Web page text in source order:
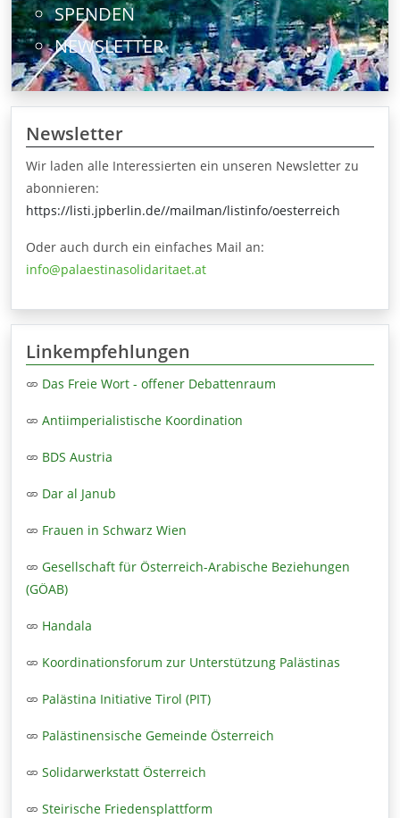
SPENDEN
NEWSLETTER
Newsletter
Wir laden alle Interessierten ein unseren Newsletter zu
abonnieren:
https://listi.jpberlin.de//mailman/listinfo/oesterreich
Oder auch durch ein einfaches Mail an:
info@palaestinasolidaritaet.at
Linkempfehlungen
Das Freie Wort - offener Debattenraum
Antiimperialistische Koordination
BDS Austria
Dar al Janub
Frauen in Schwarz Wien
Gesellschaft für Österreich-Arabische Beziehungen
(GÖAB)
Handala
Koordinationsforum zur Unterstützung Palästinas
Palästina Initiative Tirol (PIT)
Palästinensische Gemeinde Österreich
Solidarwerkstatt Österreich
Steirische Friedensplattform